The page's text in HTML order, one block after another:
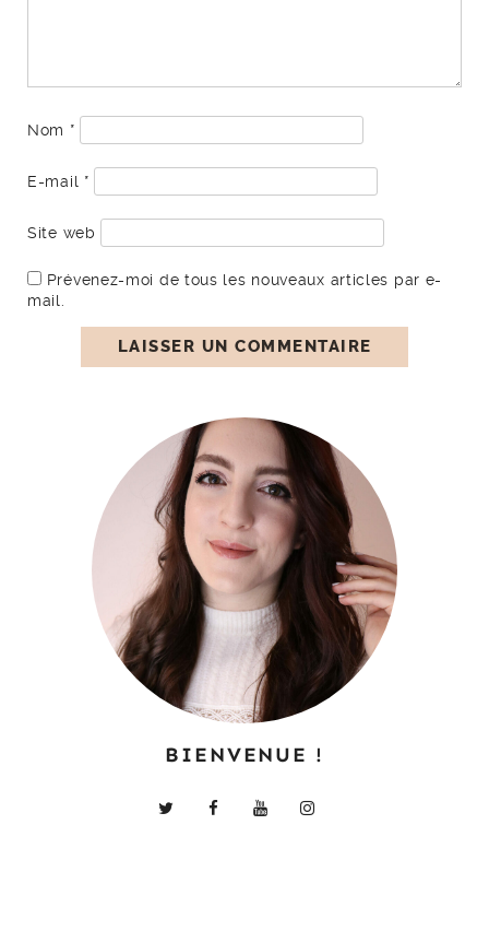
Nom *
E-mail *
Site web
Prévenez-moi de tous les nouveaux articles par e-
mail.
BIENVENUE !